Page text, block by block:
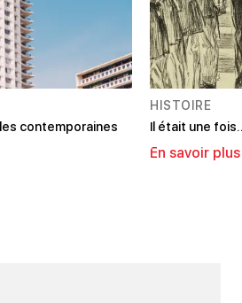
contemporaines
HISTOIRE
Il était une
En savoir plus